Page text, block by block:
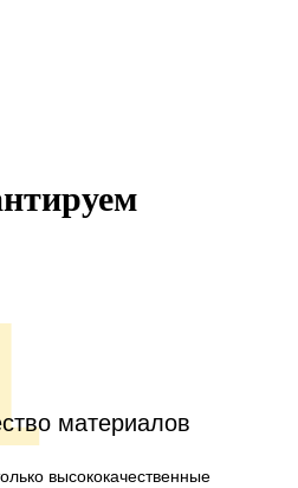
материалов
высококачественные